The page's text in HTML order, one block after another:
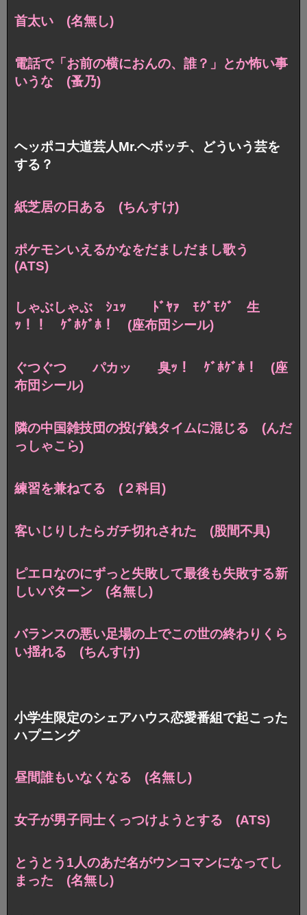
首太い (名無し)
電話で「お前の横におんの、誰？」とか怖い事
いうな (蚤乃)
ヘッポコ大道芸人Mr.ヘボッチ、どういう芸を
する？
紙芝居の日ある (ちんすけ)
ポケモンいえるかなをだましだまし歌う
(ATS)
しゃぶしゃぶ ｼｭｯ ﾄﾞﾔｧ ﾓｸﾞﾓｸﾞ 生
ｯ！！ ｹﾞﾎｹﾞﾎ！ (座布団シール)
ぐつぐつ パカッ 臭ｯ！ ｹﾞﾎｹﾞﾎ！ (座
布団シール)
隣の中国雑技団の投げ銭タイムに混じる (んだ
っしゃこら)
練習を兼ねてる (２科目)
客いじりしたらガチ切れされた (股間不具)
ピエロなのにずっと失敗して最後も失敗する新
しいパターン (名無し)
バランスの悪い足場の上でこの世の終わりくら
い揺れる (ちんすけ)
小学生限定のシェアハウス恋愛番組で起こった
ハプニング
昼間誰もいなくなる (名無し)
女子が男子同士くっつけようとする (ATS)
とうとう1人のあだ名がウンコマンになってし
まった (名無し)